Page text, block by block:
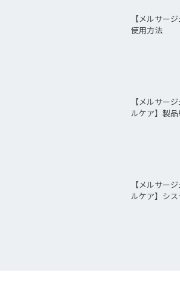
【メルサー
使用方法
【メルサー
ルケア】製
【メルサー
ルケア】シ